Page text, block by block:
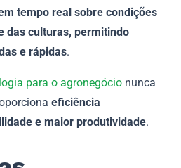
tempo real sobre condições
das culturas, permitindo
e rápidas.
para o agronegócio nunca
eficiência
e maior produtividade.